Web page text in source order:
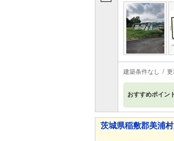
建築条件なし
おすすめポイン
茨城県稲敷郡美浦